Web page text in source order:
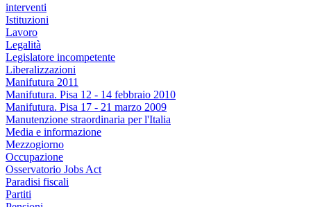
interventi
Istituzioni
Lavoro
Legalità
Legislatore incompetente
Liberalizzazioni
Manifutura 2011
Manifutura. Pisa 12 - 14 febbraio 2010
Manifutura. Pisa 17 - 21 marzo 2009
Manutenzione straordinaria per l'Italia
Media e informazione
Mezzogiorno
Occupazione
Osservatorio Jobs Act
Paradisi fiscali
Partiti